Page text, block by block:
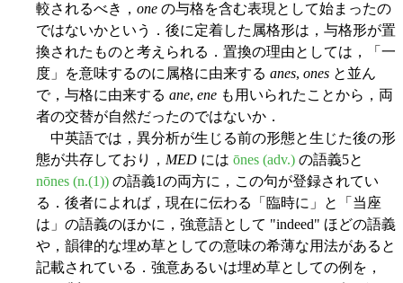
較されるべき， one の与格を含む表現として始まったの
ではないかという．後に定着した属格形は，与格形が置
換されたものと考えられる．置換の理由としては，「一
度」を意味するのに属格に由来する anes, ones と並ん
で，与格に由来する ane, ene も用いられたことから，両
者の交替が自然だったのではないか．
中英語では，異分析が生じる前の形態と生じた後の形
態が共存しており， MED には ōnes (adv.) の語義5と
nōnes (n.(1)) の語義1の両方に，この句が登録されてい
る．後者によれば，現在に伝わる「臨時に」と「当座
は」の語義のほかに，強意語として "indeed" ほどの語義
や，韻律的な埋め草としての意味の希薄な用法があると
記載されている．強意あるいは埋め草としての例を，